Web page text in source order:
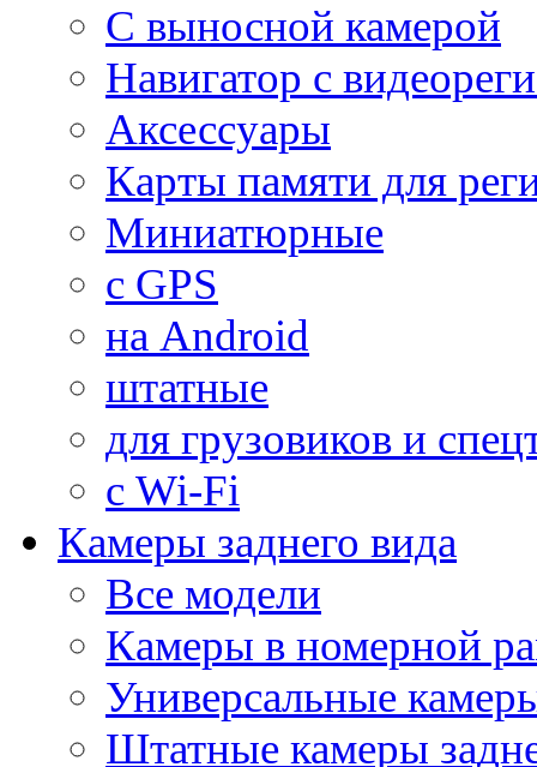
С выносной камерой
Навигатор с
Аксессуары
Карты памяти для
Миниатюрные
с GPS
на Android
штатные
для грузовиков и
с Wi-Fi
Камеры заднего вида
Все модели
Камеры в номерной
Универсальные
Штатные камеры